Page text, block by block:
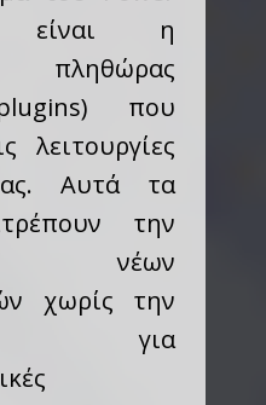
είναι η
πληθώρας
που
λειτουργίες
Αυτά τα
την
νέων
χωρίς την
για